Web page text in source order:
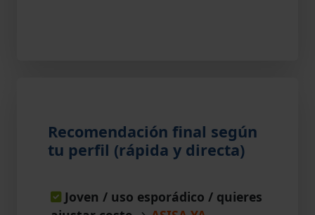
Recomendación final según
tu perfil (rápida y directa)
Joven / uso esporádico / quieres